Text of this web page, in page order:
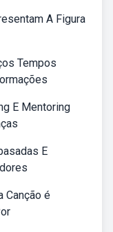
A Figura
Tempos
E Mentoring
E
Canção é